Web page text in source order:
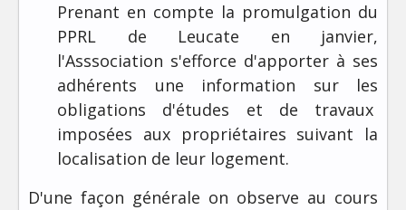
Prenant en compte la promulgation du
PPRL de Leucate en janvier,
l'Asssociation s'efforce d'apporter à ses
adhérents une information sur les
obligations d'études et de travaux
imposées aux propriétaires suivant la
localisation de leur logement.
D'une façon générale on observe au cours